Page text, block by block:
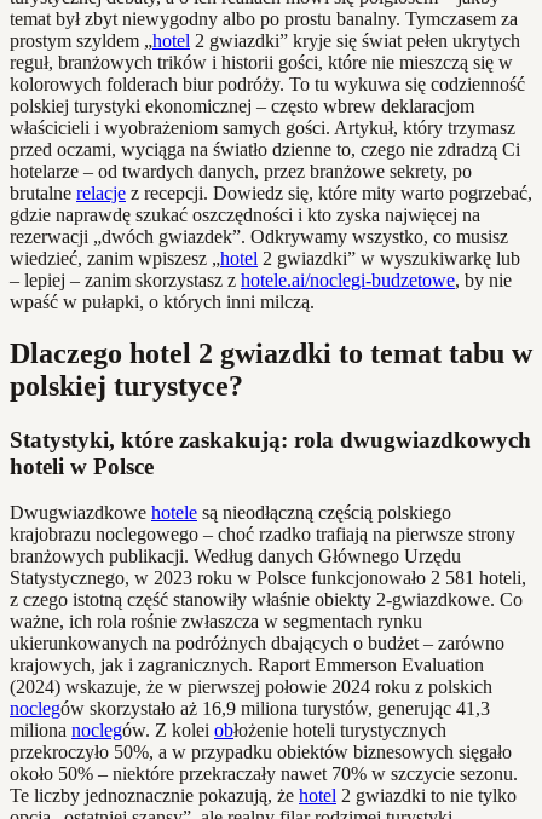
temat był zbyt niewygodny albo po prostu banalny. Tymczasem za
prostym szyldem „hotel 2 gwiazdki” kryje się świat pełen ukrytych
reguł, branżowych trików i historii gości, które nie mieszczą się w
kolorowych folderach biur podróży. To tu wykuwa się codzienność
polskiej turystyki ekonomicznej – często wbrew deklaracjom
właścicieli i wyobrażeniom samych gości. Artykuł, który trzymasz
przed oczami, wyciąga na światło dzienne to, czego nie zdradzą Ci
hotelarze – od twardych danych, przez branżowe sekrety, po
brutalne relacje z recepcji. Dowiedz się, które mity warto pogrzebać,
gdzie naprawdę szukać oszczędności i kto zyska najwięcej na
rezerwacji „dwóch gwiazdek”. Odkrywamy wszystko, co musisz
wiedzieć, zanim wpiszesz „hotel 2 gwiazdki” w wyszukiwarkę lub
– lepiej – zanim skorzystasz z hotele.ai/noclegi-budzetowe, by nie
wpaść w pułapki, o których inni milczą.
Dlaczego hotel 2 gwiazdki to temat tabu w
polskiej turystyce?
Statystyki, które zaskakują: rola dwugwiazdkowych
hoteli w Polsce
Dwugwiazdkowe hotele są nieodłączną częścią polskiego
krajobrazu noclegowego – choć rzadko trafiają na pierwsze strony
branżowych publikacji. Według danych Głównego Urzędu
Statystycznego, w 2023 roku w Polsce funkcjonowało 2 581 hoteli,
z czego istotną część stanowiły właśnie obiekty 2-gwiazdkowe. Co
ważne, ich rola rośnie zwłaszcza w segmentach rynku
ukierunkowanych na podróżnych dbających o budżet – zarówno
krajowych, jak i zagranicznych. Raport Emmerson Evaluation
(2024) wskazuje, że w pierwszej połowie 2024 roku z polskich
noclegów skorzystało aż 16,9 miliona turystów, generując 41,3
miliona noclegów. Z kolei obłożenie hoteli turystycznych
przekroczyło 50%, a w przypadku obiektów biznesowych sięgało
około 50% – niektóre przekraczały nawet 70% w szczycie sezonu.
Te liczby jednoznacznie pokazują, że hotel 2 gwiazdki to nie tylko